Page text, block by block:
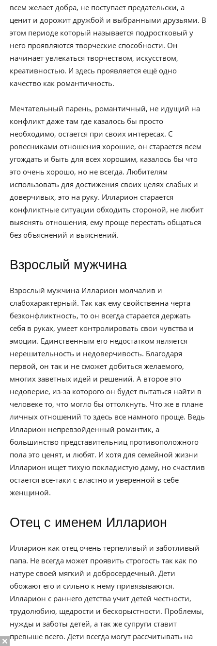
всем желает добра, не поступает предательски, а
ценит и дорожит дружбой и выбранными друзьями. В
этом периоде который называется подростковый у
него проявляются творческие способности. Он
начинает увлекаться творчеством, искусством,
креативностью. И здесь проявляется ещё одно
качество как романтичность.
Мечтательный парень, романтичный, не идущий на
конфликт даже там где казалось бы просто
необходимо, остается при своих интересах. С
ровесниками отношения хорошие, он старается всем
угождать и быть для всех хорошим, казалось бы что
это очень хорошо, но не всегда. Любителям
использовать для достижения своих целях слабых и
доверчивых, это на руку. Илларион старается
конфликтные ситуации обходить стороной, не любит
выяснять отношения, ему проще перестать общаться
без объяснений и выяснений.
Взрослый мужчина
Взрослый мужчина Илларион молчалив и
слабохарактерный. Так как ему свойственна черта
безконфликтность, то он всегда старается держать
себя в руках, умеет контролировать свои чувства и
эмоции. Единственным его недостатком является
нерешительность и недоверчивость. Благодаря
первой, он так и не сможет добиться желаемого,
многих заветных идей и решений. А второе это
недоверие, из-за которого он будет пытаться найти в
человеке то, что могло бы оттолкнуть. Что же в плане
личных отношений то здесь все намного проще. Ведь
Илларион непревзойденный романтик, а
большинство представительниц противоположного
пола это ценят, и любят. И хотя для семейной жизни
Илларион ищет тихую покладистую даму, но счастлив
остается все-таки с властно и уверенной в себе
женщиной.
Отец с именем Илларион
Илларион как отец очень терпеливый и заботливый
папа. Не всегда может проявить строгость так как по
натуре своей мягкий и добросердечный. Дети
обожают его и сильно к нему привязываются.
Илларион с раннего детства учит детей честности,
трудолюбию, щедрости и бескорыстности. Проблемы,
нужды и заботы детей, а так же супруги ставит
превыше всего. Дети всегда могут рассчитывать на